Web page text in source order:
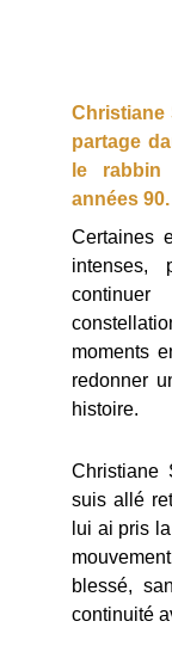
Christiane
partage
le
années 90.
Certaines
intenses,
moments
redonner
histoire.
Christiane
suis allé
lui ai pris
blessé,
continuité